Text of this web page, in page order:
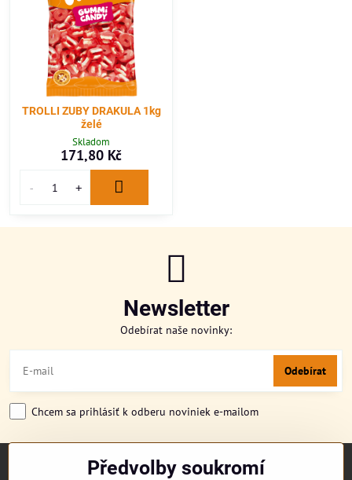
TROLLI ZUBY DRAKULA 1kg
želé
Skladom
171,80 Kč
Newsletter
Odebírat naše novinky:
Odebírat
Chcem sa prihlásiť k odberu noviniek e-mailom
Předvolby soukromí